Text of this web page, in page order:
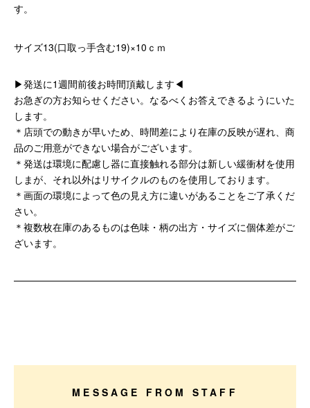
す。
サイズ13(口取っ手含む19)×10ｃｍ
▶発送に1週間前後お時間頂戴します◀
お急ぎの方お知らせください。なるべくお答えできるようにいた
します。
＊店頭での動きが早いため、時間差により在庫の反映が遅れ、商
品のご用意ができない場合がございます。
＊発送は環境に配慮し器に直接触れる部分は新しい緩衝材を使用
しまが、それ以外はリサイクルのものを使用しております。
＊画面の環境によって色の見え方に違いがあることをご了承くだ
さい。
＊複数枚在庫のあるものは色味・柄の出方・サイズに個体差がご
ざいます。
MESSAGE FROM STAFF